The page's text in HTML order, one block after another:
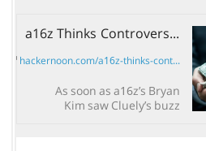
a16z Thinks Controversial Startup Cluely Is the Future of AI | HackerNoon
hackernoon.com/a16z-thinks-cont...
As soon as a16z’s Bryan
Kim saw Cluely’s buzz